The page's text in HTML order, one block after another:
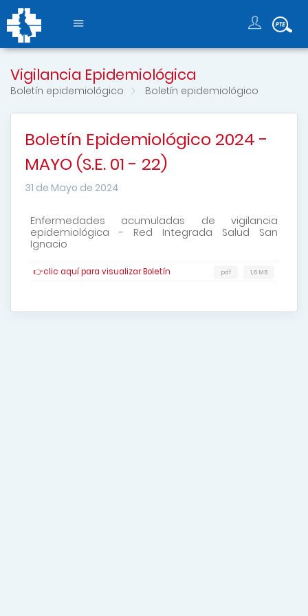
Vigilancia Epidemiológica
Boletín epidemiológico Boletín epidemiológico
Boletín Epidemiológico 2024 -
MAYO (S.E. 01 - 22)
31 de Mayo de 2024
Enfermedades acumuladas de vigilancia
epidemiológica - Red Integrada Salud San
Ignacio
👉clic aquí para visualizar Boletín 1,6 MB
pdf